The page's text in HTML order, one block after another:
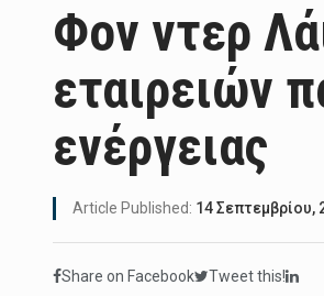
Φον ντερ
εταιρειών
ενέργειας
Article Published: 14 Σεπτεμβρίου,
Share on Facebook Tweet this!